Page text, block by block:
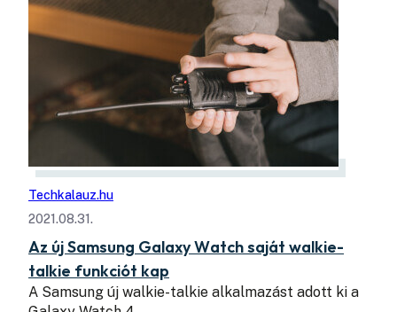
Techkalauz.hu
2021.08.31.
Az új Samsung Galaxy Watch saját walkie-
talkie funkciót kap
A Samsung új walkie-talkie alkalmazást adott ki a